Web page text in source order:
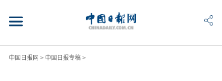
中国日报网 > 中国日报专稿>